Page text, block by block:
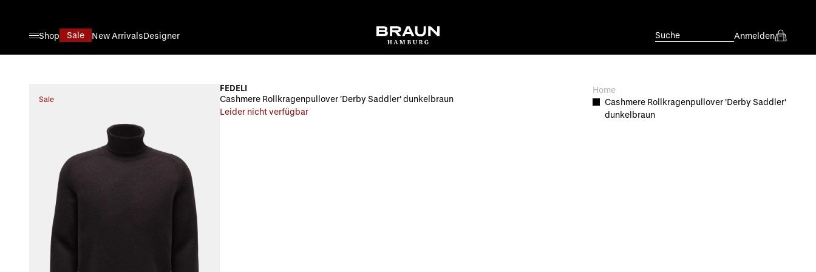
Shop
Sale New ArrivalsDesigner Suche Anmelden
Sale
FEDELI
Cashmere Rollkragenpullover 'Derby Saddler' dunkelbraun
Leider nicht verfügbar
Home
Cashmere Rollkragenpullover 'Derby Saddler'
dunkelbraun